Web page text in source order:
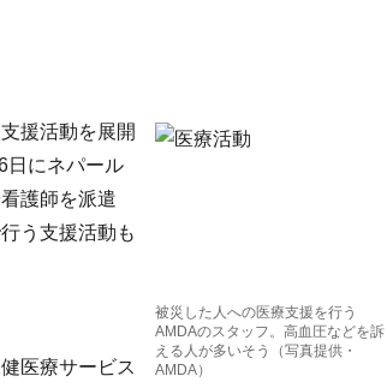
被災した人への医療支援を行う
AMDAのスタッフ。高血圧などを訴
える人が多いそう（写真提供・
AMDA）
援活動を展開
日にネパール
護師を派遣
う支援活動も
医療サービス